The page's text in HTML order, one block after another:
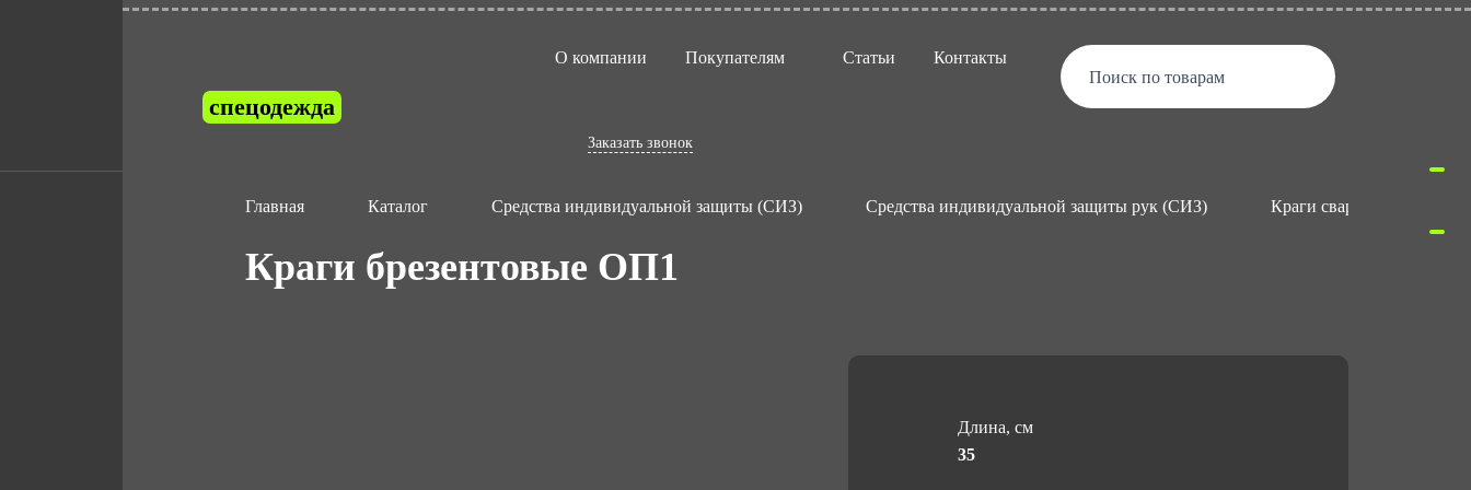
спецодежда
О компании Покупателям Статьи Контакты
Заказать звонок
Поиск по товарам
Главная Каталог Средства индивидуальной защиты (СИЗ) Средства индивидуальной защиты рук (СИЗ) Краги сварщика
Краги брезентовые ОП1
Длина, см
35